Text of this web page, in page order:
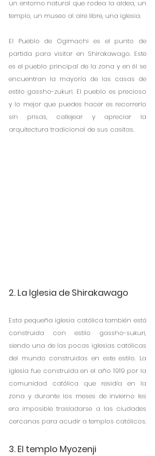
un entorno natural que rodea la aldea, un
templo, un museo al aire libre, una iglesia.
El Pueblo de Ogimachi es el punto de
partida para visitar en Shirakawago. Este
es el pueblo principal de la zona y en él se
encuentran la mayoría de las casas de
estilo gassho-zukuri. El pueblo es precioso
y lo mejor que puedes hacer es recorrerlo
sin prisas, callejear y apreciar la
arquitectura tradicional de sus casitas.
2. La Iglesia de Shirakawago
Esta pequeña iglesia católica también está
construida con estilo gassho-sukuri,
siendo una de las pocas iglesias católicas
del mundo construidas en este estilo. La
iglesia fue construida en el año 1919 por la
comunidad católica que residía en la
zona y durante los meses de invierno les
era imposible trasladarse a las ciudades
3. El templo Myozenji